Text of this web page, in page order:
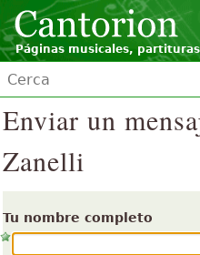
Páginas musicales,
Enviar un
Zanelli
Tu nombre completo